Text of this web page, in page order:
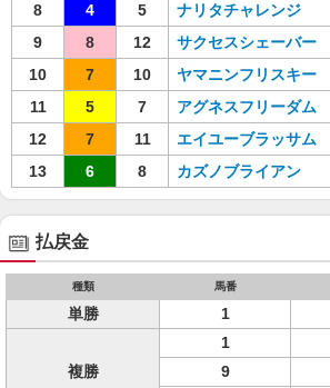
8
4 5 ナリタチャレンジ
9
8 12 サクセスシェーバー
10
7 10 ヤマニンフリスキー
11
5 7 アグネスフリーダム
12
7 11 エイユーブラッサム
13
6 8 カズノブライアン
払戻金
種類 馬番
単勝 1
複勝
1
9